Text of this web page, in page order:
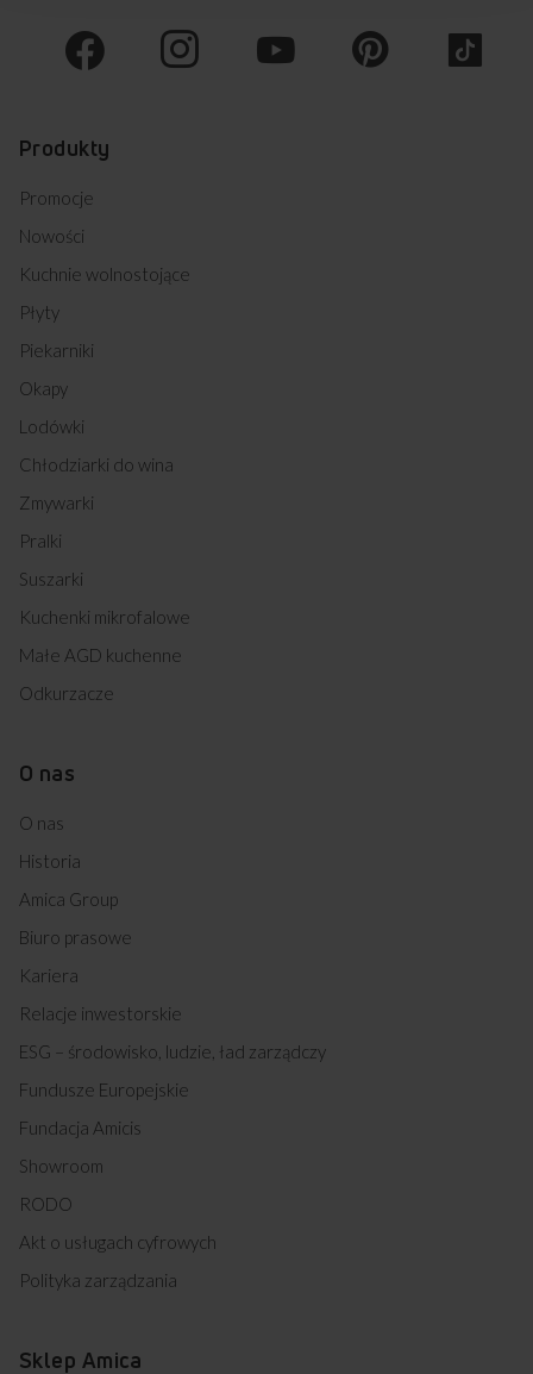
Produkty
Promocje
Nowości
Kuchnie wolnostojące
Płyty
Piekarniki
Okapy
Lodówki
Chłodziarki do wina
Zmywarki
Pralki
Suszarki
Kuchenki mikrofalowe
Małe AGD kuchenne
Odkurzacze
O nas
O nas
Historia
Amica Group
Biuro prasowe
Kariera
Relacje inwestorskie
ESG – środowisko, ludzie, ład zarządczy
Fundusze Europejskie
Fundacja Amicis
Showroom
RODO
Akt o usługach cyfrowych
Polityka zarządzania
Sklep Amica